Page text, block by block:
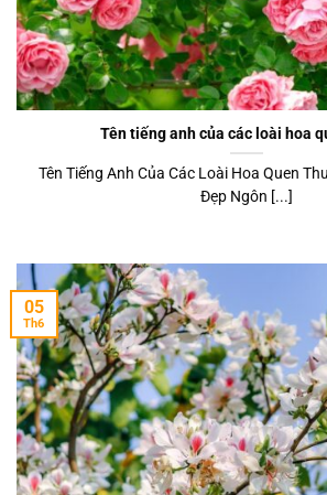
Tên tiếng anh của các loài hoa
Tên Tiếng Anh Của Các Loài Hoa Quen
Đẹp Ngôn [...]
05
Th6